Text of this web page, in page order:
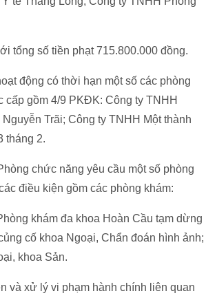
tổng số tiền phạt 715.800.000 đồng.
động có thời hạn một số các phòng
cấp gồm 4/9 PKĐK: Công ty TNHH
Trãi; Công ty TNHH Một thành
tháng 2.
chức năng yêu cầu một số phòng
điều kiện gồm các phòng khám:
khám đa khoa Hoàn Cầu tạm dừng
cố khoa Ngoại, Chẩn đoán hình ảnh;
khoa Sản.
và xử lý vi phạm hành chính liên quan